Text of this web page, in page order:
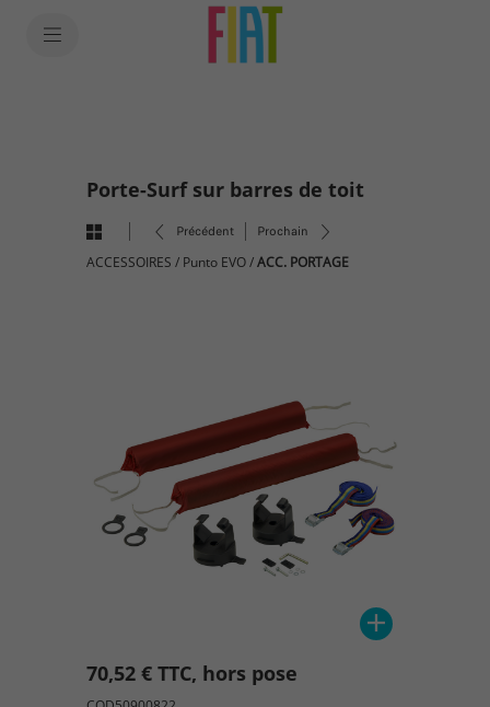
Porte-Surf sur barres de toit
Précédent Prochain
ACCESSOIRES / Punto EVO/ACC. PORTAGE
70,52 € TTC, hors pose